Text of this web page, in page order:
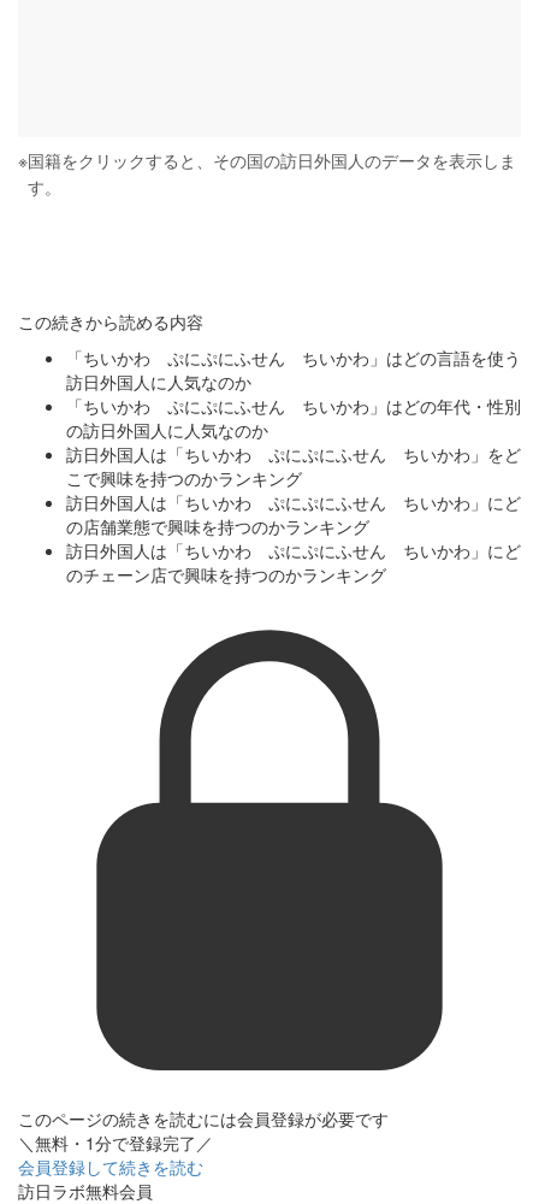
※国籍をクリックすると、その国の訪日外国人のデータを表示しま
す。
この続きから読める内容
「ちいかわ ぷにぷにふせん ちいかわ」はどの言語を使う
訪日外国人に人気なのか
「ちいかわ ぷにぷにふせん ちいかわ」はどの年代・性別
の訪日外国人に人気なのか
訪日外国人は「ちいかわ ぷにぷにふせん ちいかわ」をど
こで興味を持つのかランキング
訪日外国人は「ちいかわ ぷにぷにふせん ちいかわ」にど
の店舗業態で興味を持つのかランキング
訪日外国人は「ちいかわ ぷにぷにふせん ちいかわ」にど
のチェーン店で興味を持つのかランキング
このページの続きを読むには会員登録が必要です
＼無料・1分で登録完了／
会員登録して続きを読む
訪日ラボ無料会員